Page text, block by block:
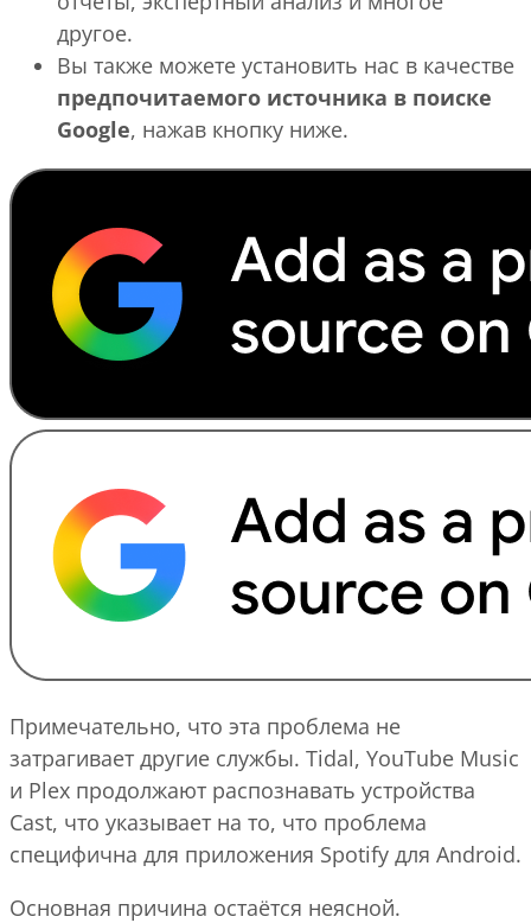
другое.
Вы также можете установить нас в качестве
предпочитаемого источника в поиске
Google, нажав кнопку ниже.
Примечательно, что эта проблема не
затрагивает другие службы. Tidal, YouTube Music
и Plex продолжают распознавать устройства
Cast, что указывает на то, что проблема
специфична для приложения Spotify для Android.
Основная причина остаётся неясной.